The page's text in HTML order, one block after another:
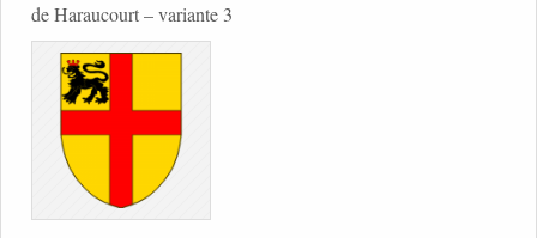
de Haraucourt – variante 3